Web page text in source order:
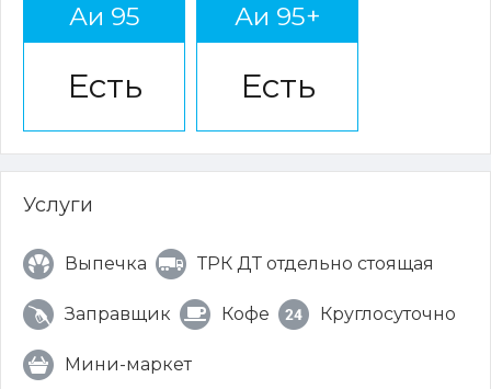
Аи 95
Есть
Аи 95+
Есть
Услуги
Выпечка ТРК ДТ отдельно стоящая
Заправщик Кофе Круглосуточно
Мини-маркет